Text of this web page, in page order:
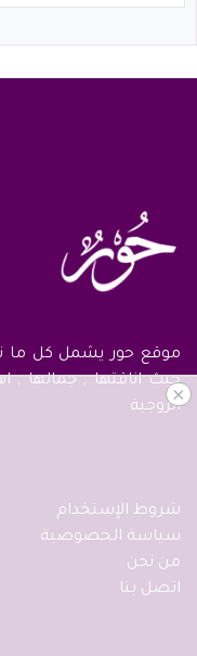
×
موقع حور يشمل كل ما
حيث اناقتها , جمالها ,
الزوجية
شروط الإستخدام
سياسة الخصوصية
من نحن
اتصل بنا